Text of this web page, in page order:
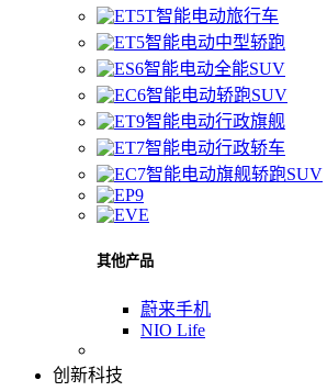
智能电动旅行车
智能电动中型轿跑
智能电动全能SUV
智能电动轿跑SUV
智能电动行政旗舰
智能电动行政轿车
智能电动旗舰轿跑SUV
其他产品
蔚来手机
NIO Life
创新科技